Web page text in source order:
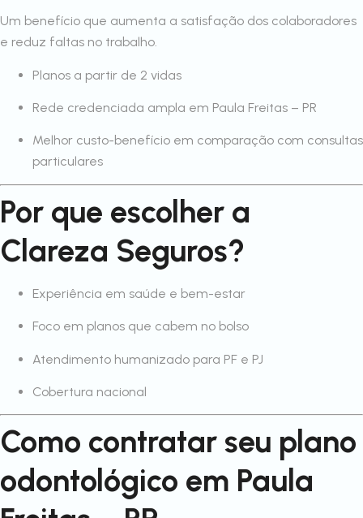
Um benefício que aumenta a satisfação dos colaboradores
e reduz faltas no trabalho.
Planos a partir de 2 vidas
Rede credenciada ampla em Paula Freitas – PR
Melhor custo-benefício em comparação com consultas
particulares
Por que escolher a
Clareza Seguros?
Experiência em saúde e bem-estar
Foco em planos que cabem no bolso
Atendimento humanizado para PF e PJ
Cobertura nacional
Como contratar seu plano
odontológico em Paula